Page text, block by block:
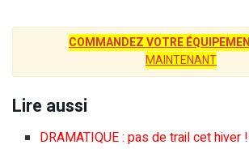
COMMANDEZ VOTRE
MAINTENANT
Lire aussi
DRAMATIQUE : pas de trail cet hiver !